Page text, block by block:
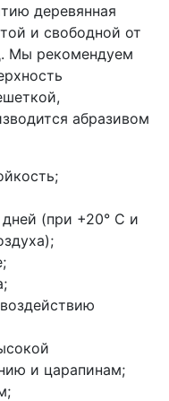
деревянная
и свободной от
Мы рекомендуем
абразивом
(при +20° С и
и царапинам;